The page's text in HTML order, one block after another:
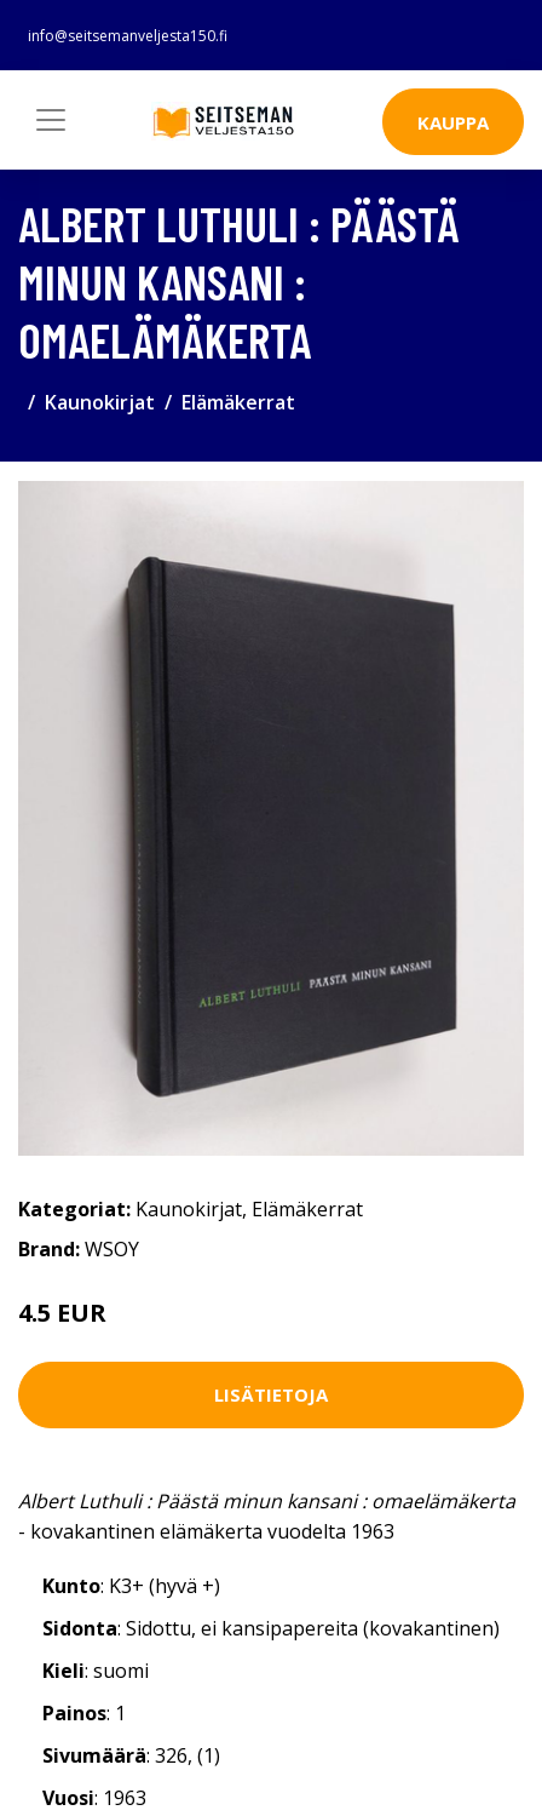
info@seitsemanveljesta150.fi
KAUPPA
ALBERT LUTHULI : PÄÄSTÄ
MINUN KANSANI :
OMAELÄMÄKERTA
Kaunokirjat Elämäkerrat
Kategoriat: Kaunokirjat, Elämäkerrat
Brand:WSOY
4.5 EUR
LISÄTIETOJA
Albert Luthuli : Päästä minun kansani : omaelämäkerta
- kovakantinen elämäkerta vuodelta 1963
Kunto: K3+ (hyvä +)
Sidonta: Sidottu, ei kansipapereita (kovakantinen)
Kieli: suomi
Painos: 1
Sivumäärä: 326, (1)
Vuosi: 1963